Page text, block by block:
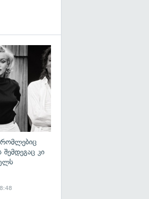
რომლებიც
კი